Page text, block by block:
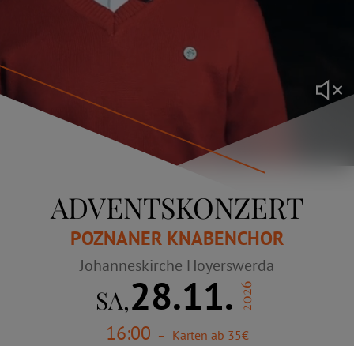
ADVENTSKONZERT
POZNANER KNABENCHOR
Johanneskirche Hoyerswerda
SA,28.11. 2026
16:00 – Karten ab 35€